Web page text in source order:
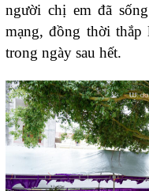
người chị em đã
mạng, đồng thời
trong ngày sau hết.